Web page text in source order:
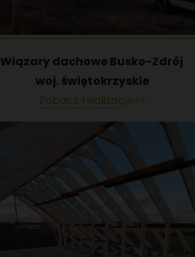
Wiązary dachowe Busko-Zdrój
woj. świętokrzyskie
Zobacz realizacje>>